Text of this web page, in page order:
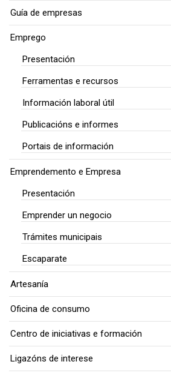
Guía de empresas
Emprego
Presentación
Ferramentas e recursos
Información laboral útil
Publicacións e informes
Portais de información
Emprendemento e Empresa
Presentación
Emprender un negocio
Trámites municipais
Escaparate
Artesanía
Oficina de consumo
Centro de iniciativas e formación
Ligazóns de interese